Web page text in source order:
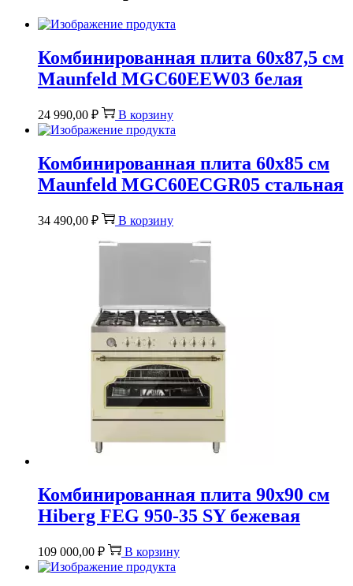
Комбинированная плита 60х87,5 см
Maunfeld MGC60EEW03 белая
24 990,00 ₽ В корзину
Комбинированная плита 60х85 см
Maunfeld MGC60ECGR05 стальная
34 490,00 ₽ В корзину
Комбинированная плита 90х90 см
Hiberg FEG 950-35 SY бежевая
109 000,00 ₽ В корзину